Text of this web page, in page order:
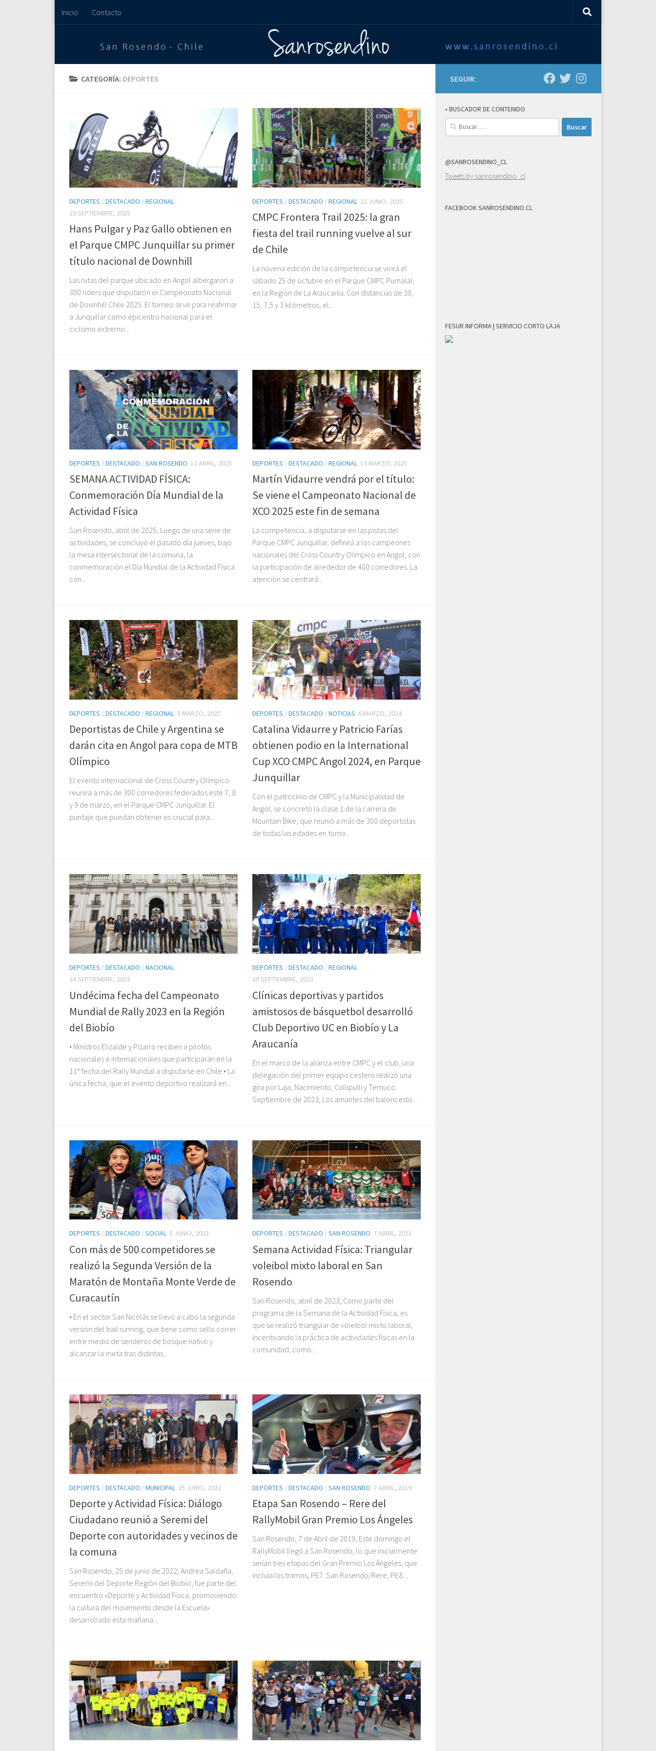
Saltar al contenido
Inicio Contacto
CATEGORÍA: DEPORTES
DEPORTES /DESTACADO /REGIONAL
29 SEPTIEMBRE, 2025
Hans Pulgar y Paz Gallo obtienen en
el Parque CMPC Junquillar su primer
título nacional de Downhill
Las rutas del parque ubicado en Angol albergaron a
300 riders que disputaron el Campeonato Nacional
de Downhill Chile 2025. El torneo sirve para reafirmar
a Junquillar como epicentro nacional para el
ciclismo extremo...
DEPORTES /DESTACADO /REGIONAL 21 JUNIO, 2025
CMPC Frontera Trail 2025: la gran
fiesta del trail running vuelve al sur
de Chile
La novena edición de la competencia se vivirá el
sábado 25 de octubre en el Parque CMPC Pumalal,
en la Región de La Araucanía. Con distancias de 30,
15, 7,5 y 3 kilómetros, el...
DEPORTES /DESTACADO /SAN ROSENDO 12 ABRIL, 2025
SEMANA ACTIVIDAD FÍSICA:
Conmemoración Día Mundial de la
Actividad Física
San Rosendo, abril de 2025; Luego de una serie de
actividades, se concluyó el pasado día jueves, bajo
la mesa intersectorial de la comuna, la
conmemoración el Día Mundial de la Actividad Física
con...
DEPORTES /DESTACADO /REGIONAL 13 MARZO, 2025
Martín Vidaurre vendrá por el título:
Se viene el Campeonato Nacional de
XCO 2025 este fin de semana
La competencia, a disputarse en las pistas del
Parque CMPC Junquillar, definirá a los campeones
nacionales del Cross Country Olímpico en Angol, con
la participación de alrededor de 400 corredores. La
atención se centrará...
DEPORTES /DESTACADO /REGIONAL 5 MARZO, 2025
Deportistas de Chile y Argentina se
darán cita en Angol para copa de MTB
Olímpico
El evento internacional de Cross Country Olímpico
reunirá a más de 300 corredores federados este 7, 8
y 9 de marzo, en el Parque CMPC Junquillar. El
puntaje que puedan obtener es crucial para...
DEPORTES /DESTACADO /NOTICIAS 6 MARZO, 2024
Catalina Vidaurre y Patricio Farías
obtienen podio en la International
Cup XCO CMPC Angol 2024, en Parque
Junquillar
Con el patrocinio de CMPC y la Municipalidad de
Angol, se concretó la clase 1 de la carrera de
Mountain Bike, que reunió a más de 300 deportistas
de todas las edades en torno...
DEPORTES /DESTACADO /NACIONAL
24 SEPTIEMBRE, 2023
Undécima fecha del Campeonato
Mundial de Rally 2023 en la Región
del Biobío
• Ministros Elizalde y Pizarro reciben a pilotos
nacionales e internacionales que participarán en la
11° fecha del Rally Mundial a disputarse en Chile • La
única fecha, que el evento deportivo realizará en...
DEPORTES /DESTACADO /REGIONAL
20 SEPTIEMBRE, 2023
Clínicas deportivas y partidos
amistosos de básquetbol desarrolló
Club Deportivo UC en Biobío y La
Araucanía
En el marco de la alianza entre CMPC y el club, una
delegación del primer equipo cestero realizó una
gira por Laja, Nacimiento, Collipulli y Temuco.
Septiembre de 2023; Los amantes del baloncesto...
DEPORTES /DESTACADO /SOCIAL 5 JUNIO, 2023
Con más de 500 competidores se
realizó la Segunda Versión de la
Maratón de Montaña Monte Verde de
Curacautín
• En el sector San Nicolás se llevó a cabo la segunda
versión del trail running, que tiene como sello correr
entre medio de senderos de bosque nativo y
alcanzar la meta tras distintas...
DEPORTES /DESTACADO /SAN ROSENDO 7 ABRIL, 2023
Semana Actividad Física: Triangular
voleibol mixto laboral en San
Rosendo
San Rosendo, abril de 2023; Como parte del
programa de la Semana de la Actividad Física, es
que se realizó triangular de voleibol mixto laboral,
incentivando la práctica de actividades físicas en la
comunidad, como...
DEPORTES /DESTACADO /MUNICIPAL 25 JUNIO, 2022
Deporte y Actividad Física: Diálogo
Ciudadano reunió a Seremi del
Deporte con autoridades y vecinos de
la comuna
San Rosendo, 25 de junio de 2022; Andrea Saldaña,
Seremi del Deporte Región del Biobío, fue parte del
encuentro «Deporte y Actividad Física, promoviendo
la cultura del movimiento desde la Escuela»
desarrollado esta mañana...
DEPORTES /DESTACADO /SAN ROSENDO 7 ABRIL, 2019
Etapa San Rosendo – Rere del
RallyMobil Gran Premio Los Ángeles
San Rosendo, 7 de Abril de 2019; Este domingo el
RallyMobil llegó a San Rosendo, lo que inicialmente
serían tres etapas del Gran Premio Los Ángeles, que
incluía los tramos; PE7: San Rosendo/Rere, PE8:...
SEGUIR:
• BUSCADOR DE CONTENIDO
Buscar:
@SANROSENDINO_CL
Tweets by sanrosendino_cl
FACEBOOK SANROSENDINO.CL
FESUR INFORMA | SERVICIO CORTO LAJA